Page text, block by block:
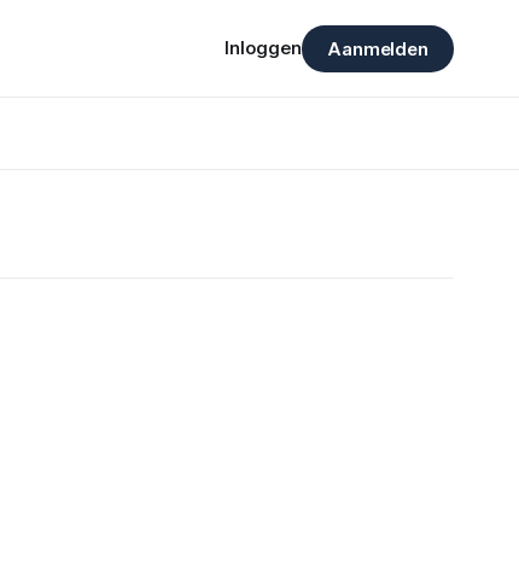
Inloggen Aanmelden